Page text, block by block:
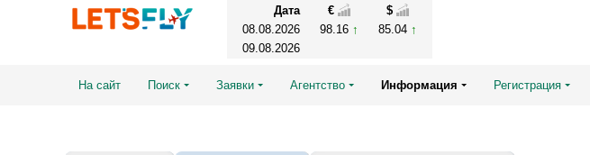
Дата €
$
08.08.2026
98.16
85.04
09.08.2026
На сайт Поиск Заявки Агентство Информация Регистрация